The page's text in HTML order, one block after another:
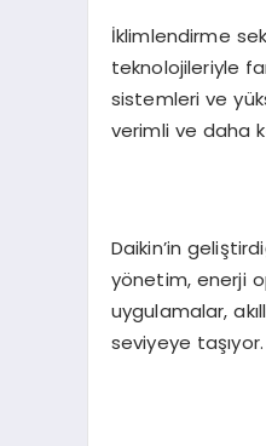
İklimlendirme
teknolojileriyle
sistemleri ve
verimli ve daha
Daikin’in
yönetim, enerji
uygulamalar,
seviyeye taşıyor.